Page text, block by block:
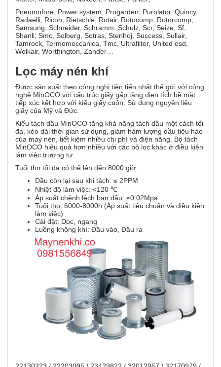
Pneumofore, Power system, Progarden; Purolator, Quincy,
Radaelli, Ricoh, Rietschle, Rotair, Rotocomp, Rotorcomp,
Samsung, Schneider, Schramm, Schulz, Scr, Seize, Sf,
Shanli; Smc, Solberg, Sotras, Stenhoj, Success, Sullair,
Tamrock, Termomeccanica, Tmc, Ultrafilter, United osd,
Wolkair, Worthington, Zander…
Lọc máy nén khí
Được sản suất theo công nghị tiên tiến nhất thế gới với công
nghệ MinOCO với cấu trúc giấy gấp tăng diẹn tích bề mặt
tiếp xúc kết hợp với kiểu giấy cuốn, Sử dụng nguyên liệu
giấy của Mỹ và Đức.
Kiểu tách dầu MinOCO tăng khả năng tách dầu một cách tối
đa, kéo dài thời gian sử dụng, giảm hàm lượng dầu tiêu hao
của máy nén, tiết kiệm nhiều chi phí và điện năng. Bộ tách
MinOCO hiệu quả hơn nhiều với các bộ lọc khác ở điều kiện
làm việc trương tự
Tuổi thọ tối đa có thể lên đến 8000 giờ.
Dầu còn lại sau khi tách: ≤ 2PPM
Nhiệt độ làm việc: <120 ℃
Áp suất chênh lệch ban đầu: ≤0.02Mpa
Tuổi thọ: 6000-8000h (Áp suất tiêu chuẩn và điều kiện
làm việc)
Cài đặt: Dọc, ngang
Luồng không khí: Đầu vào, Đầu ra